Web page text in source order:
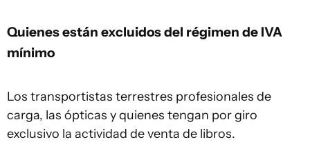
Quienes están excluidos del régimen de IVA
mínimo
Los transportistas terrestres profesionales de
carga, las ópticas y quienes tengan por giro
exclusivo la actividad de venta de libros.